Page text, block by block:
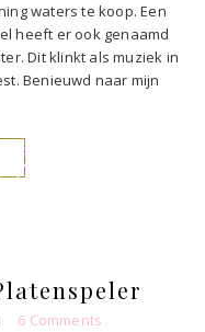
waters te koop. Een
heeft er ook genaamd
Dit klinkt als muziek in
Benieuwd naar mijn
6 Comments